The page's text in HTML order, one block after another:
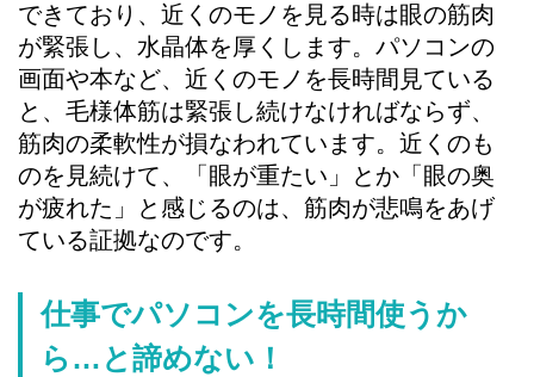
できており、近くのモノを見る時は眼の筋肉
が緊張し、水晶体を厚くします。パソコンの
画面や本など、近くのモノを長時間見ている
と、毛様体筋は緊張し続けなければならず、
筋肉の柔軟性が損なわれています。近くのも
のを見続けて、「眼が重たい」とか「眼の奥
が疲れた」と感じるのは、筋肉が悲鳴をあげ
ている証拠なのです。
仕事でパソコンを長時間使うか
ら…と諦めない！